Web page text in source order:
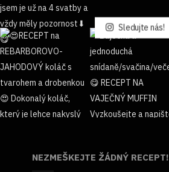
Sledujte nás!
NEZMEŠKEJTE ŽÁDNÝ RECEPT!